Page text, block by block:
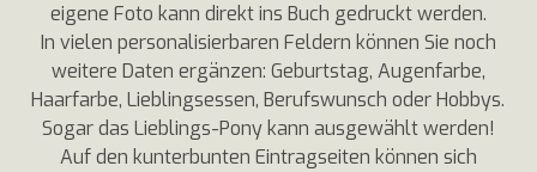
eigene Foto kann direkt ins Buch gedruckt werden.
In vielen personalisierbaren Feldern können Sie noch
weitere Daten ergänzen: Geburtstag, Augenfarbe,
Haarfarbe, Lieblingsessen, Berufswunsch oder Hobbys.
Sogar das Lieblings-Pony kann ausgewählt werden!
Auf den kunterbunten Eintragseiten können sich